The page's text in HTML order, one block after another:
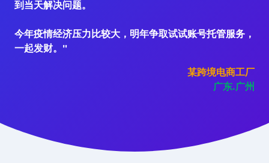
到当天解决问题。
今年疫情经济压力比较大，明年争取试试账号托管服务，
一起发财。"
某跨境电商工厂
广东.广州